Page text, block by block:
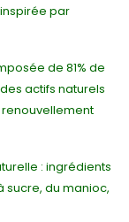
par
de 81% de
actifs naturels
renouvellement
: ingrédients
sucre, du manioc,